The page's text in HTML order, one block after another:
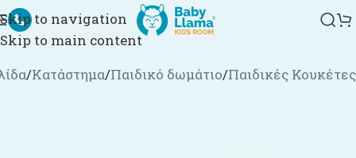
Skip to navigation
Skip to main content
/Κατάστημα/Παιδικό δωμάτιο/Παιδικές Κουκέτες